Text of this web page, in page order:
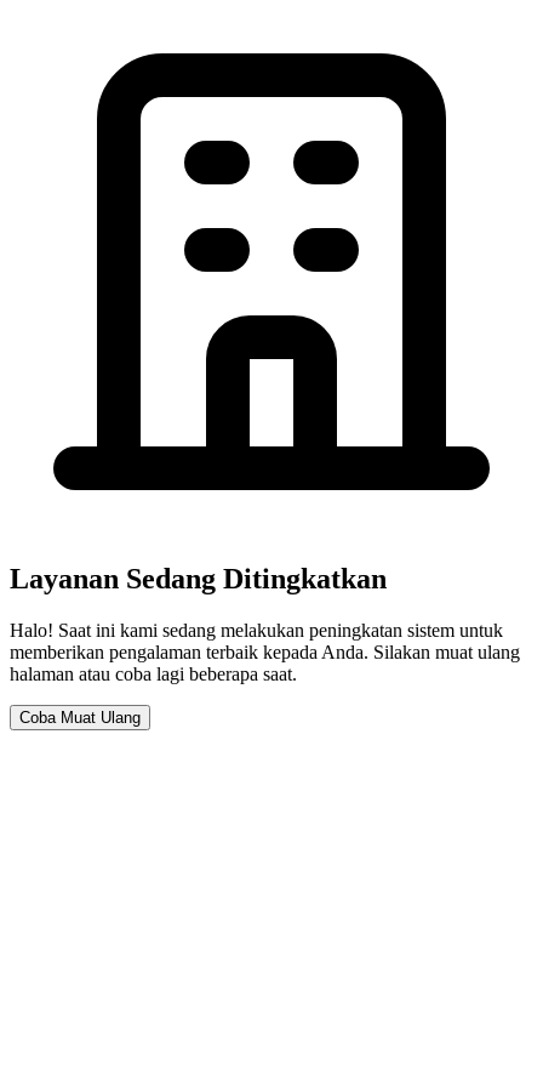
Layanan Sedang Ditingkatkan
Halo! Saat ini kami sedang melakukan peningkatan sistem untuk
memberikan pengalaman terbaik kepada Anda. Silakan muat ulang
halaman atau coba lagi beberapa saat.
Coba Muat Ulang